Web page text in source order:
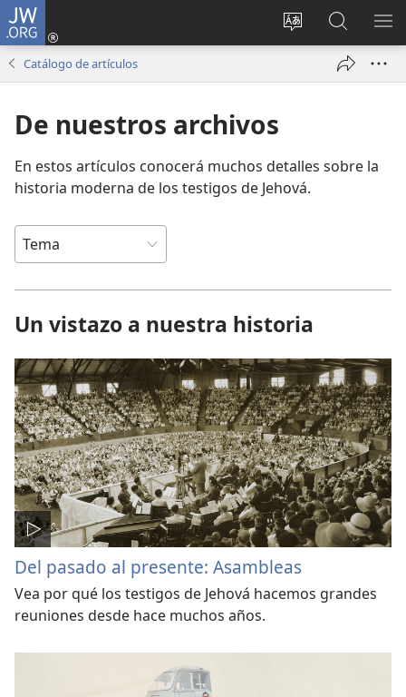
JW.ORG
Cambiar
del sitio
Iniciar
sesión
ventana)
en
jw.org
Catálogo de artículos
De nuestros archivos
En estos artículos conocerá muchos detalles sobre la
historia moderna de los testigos de Jehová.
Un vistazo a nuestra historia
Del pasado al presente: Asambleas
Vea por qué los testigos de Jehová hacemos grandes
reuniones desde hace muchos años.